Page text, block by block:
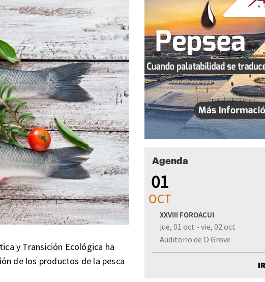
y Transición Ecológica ha
de los productos de la pesca
Agenda
01
OCT
XXVIII FOROACUI
jue, 01 oct - vie, 02 oct
Auditorio de O Grove